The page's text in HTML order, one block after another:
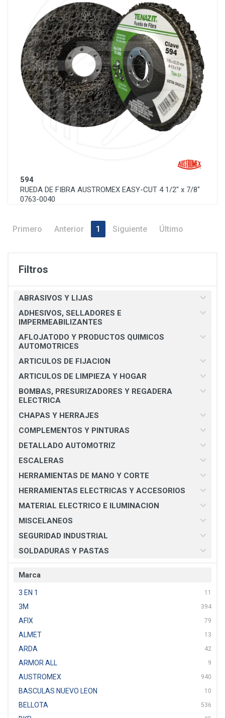
Filtros
ABRASIVOS Y LIJAS
ADHESIVOS, SELLADORES E
IMPERMEABILIZANTES
AFLOJATODO Y PRODUCTOS QUIMICOS
AUTOMOTRICES
ARTICULOS DE FIJACION
ARTICULOS DE LIMPIEZA Y HOGAR
BOMBAS, PRESURIZADORES Y REGADERA
ELECTRICA
CHAPAS Y HERRAJES
COMPLEMENTOS Y PINTURAS
DETALLADO AUTOMOTRIZ
ESCALERAS
HERRAMIENTAS DE MANO Y CORTE
HERRAMIENTAS ELECTRICAS Y ACCESORIOS
MATERIAL ELECTRICO E ILUMINACION
MISCELANEOS
SEGURIDAD INDUSTRIAL
SOLDADURAS Y PASTAS
Marca
3 EN 1 11
3M 394
AFIX 79
ALMET 13
ARDA 42
ARMOR ALL 9
AUSTROMEX 940
BASCULAS NUEVO LEON 10
BELLOTA 536
594
RUEDA DE FIBRA AUSTROMEX EASY-CUT 4 1/2" x 7/8"
0763-0040
Primero Anterior 1 Siguiente Último